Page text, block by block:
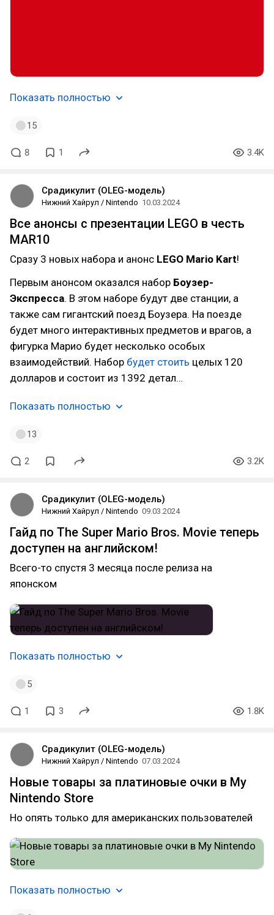
Показать полностью
15
8 1 3.4K
Срадикулит (OLEG-модель)
Нижний Хайрул / Nintendo 10.03.2024
Все анонсы с презентации LEGO в честь
MAR10
Сразу 3 новых набора и анонс LEGO Mario Kart!
Первым анонсом оказался набор Боузер-
Экспресса. В этом наборе будут две станции, а
также сам гигантский поезд Боузера. На поезде
будет много интерактивных предметов и врагов, а
фигурка Марио будет несколько особых
взаимодействий. Набор будет стоить целых 120
долларов и состоит из 1392 детал…
Показать полностью
13
2 3.2K
Срадикулит (OLEG-модель)
Нижний Хайрул / Nintendo 09.03.2024
Гайд по The Super Mario Bros. Movie теперь
доступен на английском!
Всего-то спустя 3 месяца после релиза на
японском
Показать полностью
5
1 3 1.8K
Срадикулит (OLEG-модель)
Нижний Хайрул / Nintendo 07.03.2024
Новые товары за платиновые очки в My
Nintendo Store
Но опять только для американских пользователей
Показать полностью